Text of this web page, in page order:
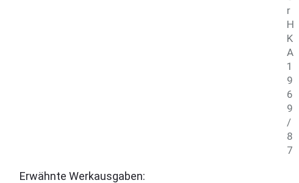
r
H
K
A
1
9
6
9
/
8
7
Erwähnte Werkausgaben: